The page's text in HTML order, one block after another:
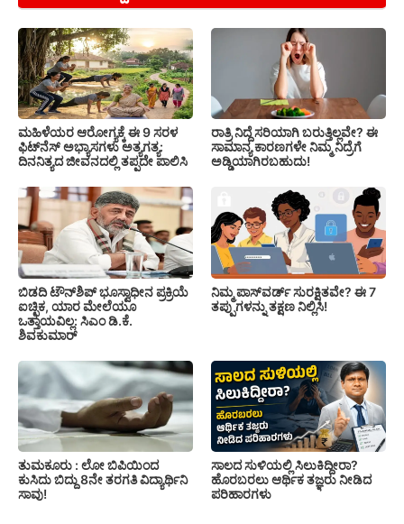
ಮಹಿಳೆಯರ ಆರೋಗ್ಯಕ್ಕೆ ಈ 9 ಸರಳ
ಫಿಟ್‌ನೆಸ್‌ ಅಭ್ಯಾಸಗಳು ಅತ್ಯಗತ್ಯ:
ದಿನನಿತ್ಯದ ಜೀವನದಲ್ಲಿ ತಪ್ಪದೇ ಪಾಲಿಸಿ
ರಾತ್ರಿ ನಿದ್ದೆ ಸರಿಯಾಗಿ ಬರುತ್ತಿಲ್ಲವೇ? ಈ
ಸಾಮಾನ್ಯ ಕಾರಣಗಳೇ ನಿಮ್ಮ ನಿದ್ರೆಗೆ
ಅಡ್ಡಿಯಾಗಿರಬಹುದು!
ಬಿಡದಿ ಟೌನ್‌ಶಿಪ್‌ ಭೂಸ್ವಾಧೀನ ಪ್ರಕ್ರಿಯೆ
ಐಚ್ಛಿಕ, ಯಾರ ಮೇಲೆಯೂ
ಒತ್ತಾಯವಿಲ್ಲ: ಸಿಎಂ ಡಿ.ಕೆ.
ಶಿವಕುಮಾರ್
ನಿಮ್ಮ ಪಾಸ್‌ವರ್ಡ್ ಸುರಕ್ಷಿತವೇ? ಈ 7
ತಪ್ಪುಗಳನ್ನು ತಕ್ಷಣ ನಿಲ್ಲಿಸಿ!
ತುಮಕೂರು : ಲೋ ಬಿಪಿಯಿಂದ
ಕುಸಿದು ಬಿದ್ದು 8ನೇ ತರಗತಿ ವಿದ್ಯಾರ್ಥಿನಿ
ಸಾವು!
ಸಾಲದ ಸುಳಿಯಲ್ಲಿ ಸಿಲುಕಿದ್ದೀರಾ?
ಹೊರಬರಲು ಆರ್ಥಿಕ ತಜ್ಞರು ನೀಡಿದ
ಪರಿಹಾರಗಳು